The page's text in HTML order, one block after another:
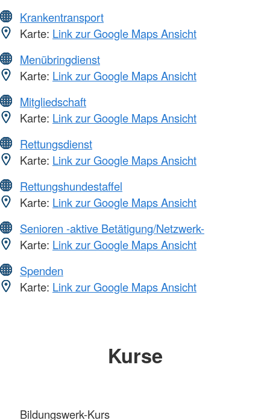
Krankentransport
Karte: Link zur Google Maps Ansicht
Menübringdienst
Karte: Link zur Google Maps Ansicht
Mitgliedschaft
Karte: Link zur Google Maps Ansicht
Rettungsdienst
Karte: Link zur Google Maps Ansicht
Rettungshundestaffel
Karte: Link zur Google Maps Ansicht
Senioren -aktive Betätigung/Netzwerk-
Karte: Link zur Google Maps Ansicht
Spenden
Karte: Link zur Google Maps Ansicht
Kurse
Bildungswerk-Kurs